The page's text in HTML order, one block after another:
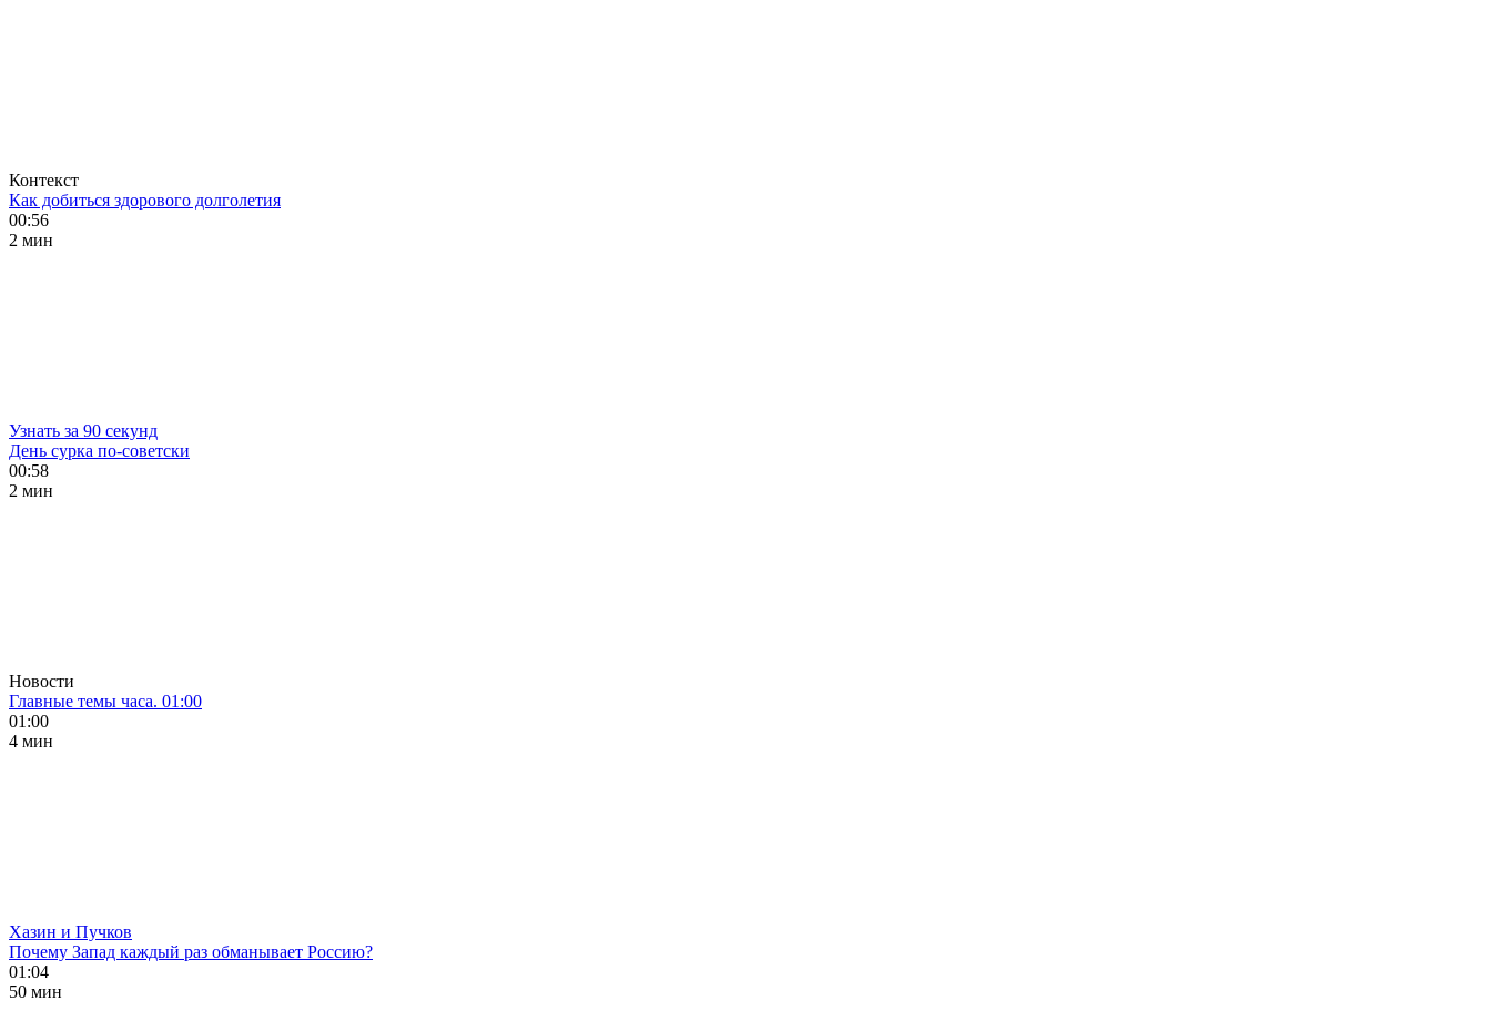
Контекст
Как добиться здорового долголетия
00:56
2 мин
Узнать за 90 секунд
День сурка по-советски
00:58
2 мин
Новости
Главные темы часа. 01:00
01:00
4 мин
Хазин и Пучков
Почему Запад каждый раз обманывает Россию?
01:04
50 мин